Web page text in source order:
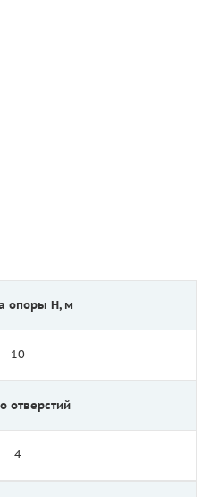
опоры Н, м
10
отверстий
4